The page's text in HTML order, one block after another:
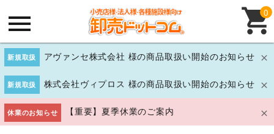
新規取扱 アヴァンセ株式会社 様の商品取扱い開始のお知らせ
新規取扱 株式会社ヴィプロス 様の商品取扱い開始のお知らせ
休業のお知らせ 【重要】夏季休業のご案内
0